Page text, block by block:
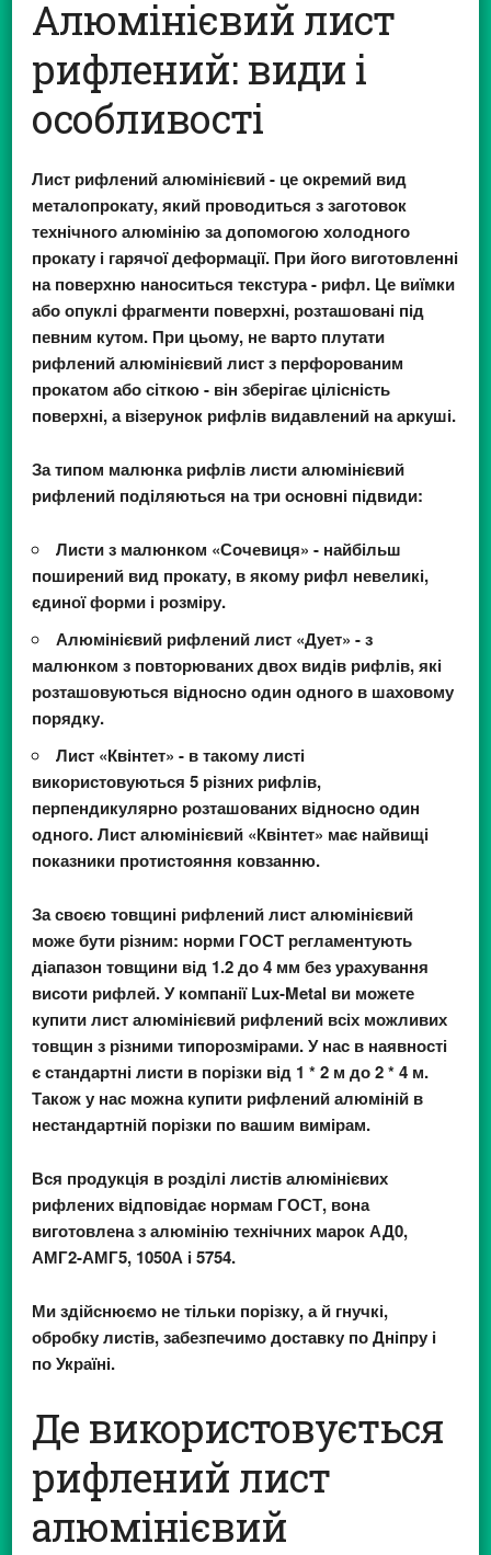
Алюмінієвий лист
рифлений: види і
особливості
Лист рифлений алюмінієвий- це окремий вид
металопрокату, який проводиться з заготовок
технічного алюмінію за допомогою холодного
прокату і гарячої деформації. При його виготовленні
на поверхню наноситься текстура - рифл. Це виїмки
або опуклі фрагменти поверхні, розташовані під
певним кутом. При цьому, не варто плутати
рифлений алюмінієвий лист з перфорованим
прокатом або сіткою - він зберігає цілісність
поверхні, а візерунок рифлів видавлений на аркуші.
За типом малюнка рифлів листи алюмінієвий
рифлений поділяються на три основні підвиди:
Листи з малюнком «Сочевиця» - найбільш
поширений вид прокату, в якому рифл невеликі,
єдиної форми і розміру.
Алюмінієвий рифлений лист «Дует» - з
малюнком з повторюваних двох видів рифлів, які
розташовуються відносно один одного в шаховому
порядку.
Лист «Квінтет» - в такому листі
використовуються 5 різних рифлів,
перпендикулярно розташованих відносно один
одного. Лист алюмінієвий «Квінтет» має найвищі
показники протистояння ковзанню.
За своєю товщині рифлений лист алюмінієвий
може бути різним: норми ГОСТ регламентують
діапазон товщини від 1.2 до 4 мм без урахування
висоти рифлей. У компанії Lux-Metal ви можете
купити лист алюмінієвий рифлений всіх можливих
товщин з різними типорозмірами. У нас в наявності
є стандартні листи в порізки від 1 * 2 м до 2 * 4 м.
Також у нас можна купити рифлений алюміній в
нестандартній порізки по вашим вимірам.
Вся продукція в розділі листів алюмінієвих
рифлених відповідає нормам ГОСТ, вона
виготовлена ​​з алюмінію технічних марок АД0,
АМГ2-АМГ5, 1050А і 5754.
Ми здійснюємо не тільки порізку, а й гнучкі,
обробку листів, забезпечимо доставку по Дніпру і
по Україні.
Де використовується
рифлений лист
алюмінієвий